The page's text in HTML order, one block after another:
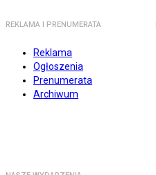
REKLAMA I PRENUMERATA
Reklama
Ogłoszenia
Prenumerata
Archiwum